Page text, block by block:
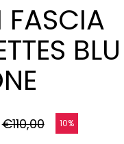
FASCIA
BLU
€110,00 10%